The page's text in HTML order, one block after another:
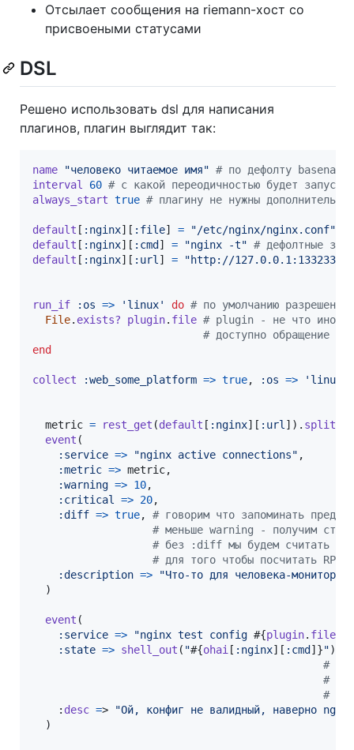
Отсылает сообщения на riemann-хост со
присвоеными статусами
DSL
Решено использовать dsl для написания
плагинов, плагин выглядит так:
name "человеко читаемое имя" # по дефолту basename
interval
60 # с какой переодичностью будет
always_start true # плагину не нужны
default [ :nginx] [ :file] =
"/etc/nginx/nginx.conf"
default [ :nginx] [ :cmd ] = "nginx -t" # дефолтные
default [ :nginx] [ :url ] = "http://127.0.0.1:133233/
run_if :os => 'linux' do # по умолчанию разрешено
File. exists? plugin. file # plugin - не что иное
# доступно
end
collect :web_some_platform => true, :os => 'linux'
metric = rest_get (default [ :nginx] [ :url ] ) . split
event (
:service => "nginx active connections" ,
:metric => metric,
:warning => 10,
:critical
=> 20,
:diff => true,
# говорим что запоминать
# меньше warning - получим
# без :diff мы будем считать
# для того чтобы посчитать
:description =>
"Что-то для человека-монитора"
)
event (
:service => "nginx test config #{plugin. file
:state => shell_out ( "#{ohai [ :nginx] [ :cmd ] }")
#
# в
#
    :
desc =>
"Ой, конфиг не валидный, наверно
)